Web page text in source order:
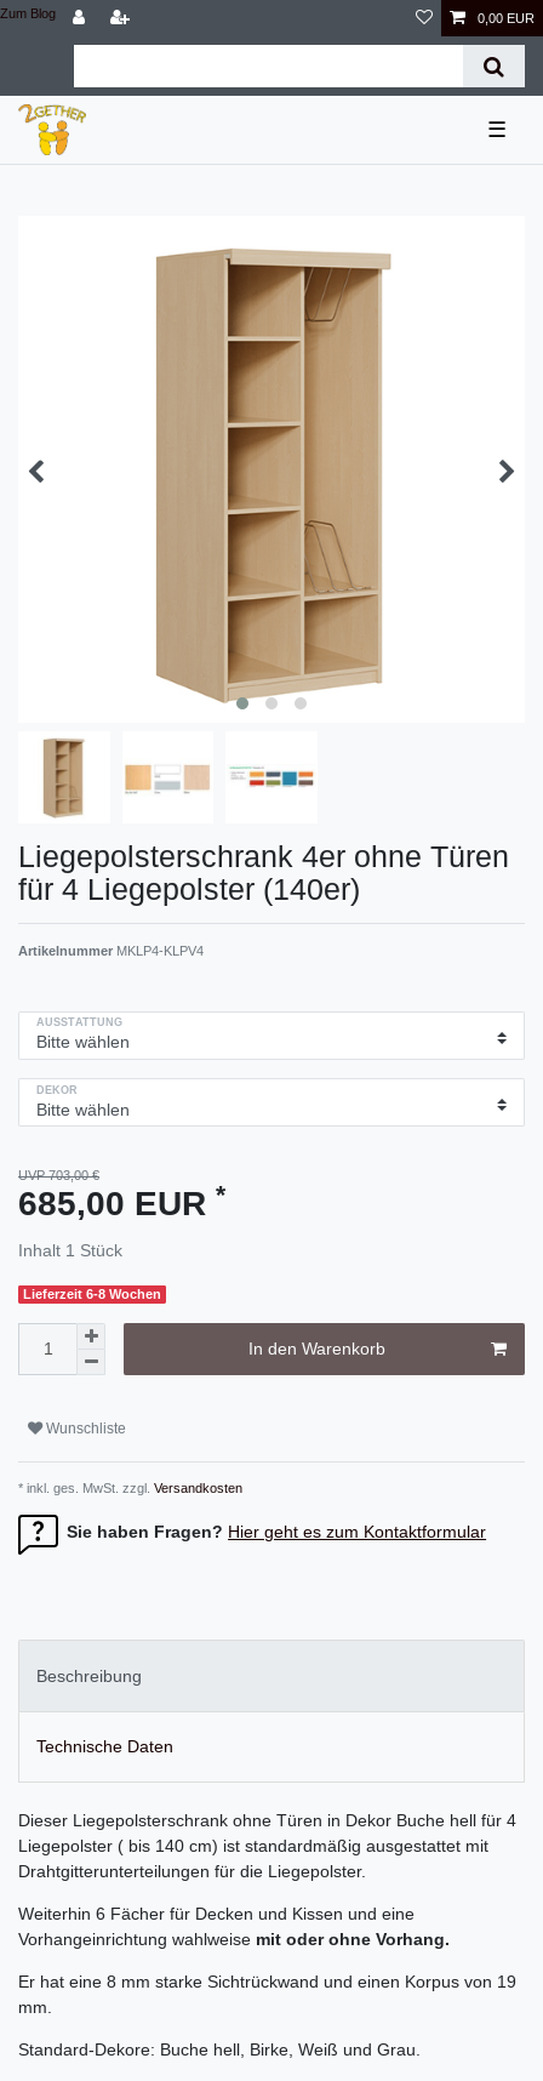
Zum Blog 0,00 EUR
☰
Liegepolsterschrank 4er ohne Türen
für 4 Liegepolster (140er)
Artikelnummer MKLP4-KLPV4
AUSSTATTUNG
DEKOR
UVP 703,00 €
685,00 EUR *
Inhalt 1 Stück
Lieferzeit 6-8 Wochen
In den Warenkorb
Wunschliste
* inkl. ges. MwSt. zzgl. Versandkosten
Sie haben Fragen? Hier geht es zum Kontaktformular
Beschreibung
Technische Daten
Dieser Liegepolsterschrank ohne Türen in Dekor Buche hell für 4
Liegepolster ( bis 140 cm) ist standardmäßig ausgestattet mit
Drahtgitterunterteilungen für die Liegepolster.
Weiterhin 6 Fächer für Decken und Kissen und eine
Vorhangeinrichtung wahlweise mit oder ohne Vorhang.
Er hat eine 8 mm starke Sichtrückwand und einen Korpus von 19
mm.
Standard-Dekore: Buche hell, Birke, Weiß und Grau.